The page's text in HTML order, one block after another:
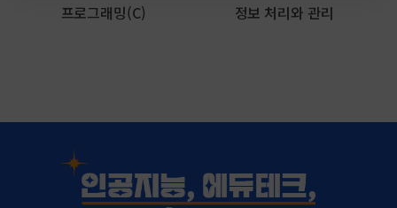
프로그래밍(C) 정보 처리와 관리